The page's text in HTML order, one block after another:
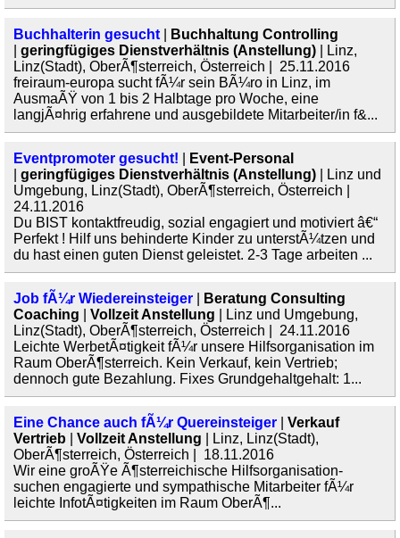
Buchhalterin gesucht
Buchhaltung Controlling
geringfügiges Dienstverhältnis (Anstellung) | Linz,
Linz(Stadt), OberÃ¶sterreich, Österreich | 25.11.2016
freiraum-europa sucht fÃ¼r sein BÃ¼ro in Linz, im
AusmaÃŸ von 1 bis 2 Halbtage pro Woche, eine
langjÃ¤hrig erfahrene und ausgebildete Mitarbeiter/in f&...
Eventpromoter gesucht!
Event-Personal
geringfügiges Dienstverhältnis (Anstellung) | Linz und
Umgebung, Linz(Stadt), OberÃ¶sterreich, Österreich |
24.11.2016
Du BIST kontaktfreudig, sozial engagiert und motiviert â€“
Perfekt ! Hilf uns behinderte Kinder zu unterstÃ¼tzen und
du hast einen guten Dienst geleistet. 2-3 Tage arbeiten ...
Job fÃ¼r Wiedereinsteiger
Beratung Consulting
Coaching
Vollzeit Anstellung | Linz und Umgebung,
Linz(Stadt), OberÃ¶sterreich, Österreich | 24.11.2016
Leichte WerbetÃ¤tigkeit fÃ¼r unsere Hilfsorganisation im
Raum OberÃ¶sterreich. Kein Verkauf, kein Vertrieb;
dennoch gute Bezahlung. Fixes Grundgehaltgehalt: 1...
Eine Chance auch fÃ¼r Quereinsteiger
Verkauf
Vertrieb
Vollzeit Anstellung | Linz, Linz(Stadt),
OberÃ¶sterreich, Österreich | 18.11.2016
Wir eine groÃŸe Ã¶sterreichische Hilfsorganisation-
suchen engagierte und sympathische Mitarbeiter fÃ¼r
leichte InfotÃ¤tigkeiten im Raum OberÃ¶...